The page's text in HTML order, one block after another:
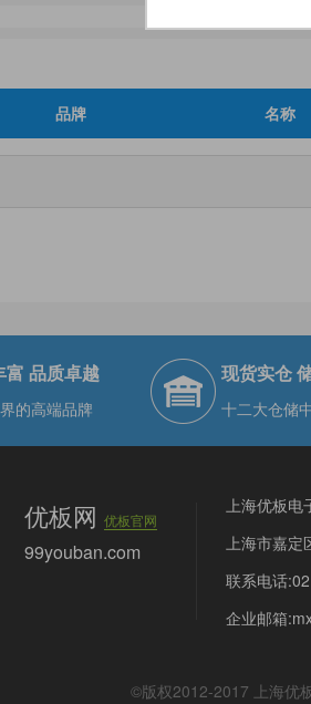
品牌 名称
富 品质卓越
的高端品牌
现货实仓
十二大仓储
优板网优板官网
99youban.com
上海优板电
上海市嘉定
联系电话
企业邮箱
©版权2012-2017 上海优